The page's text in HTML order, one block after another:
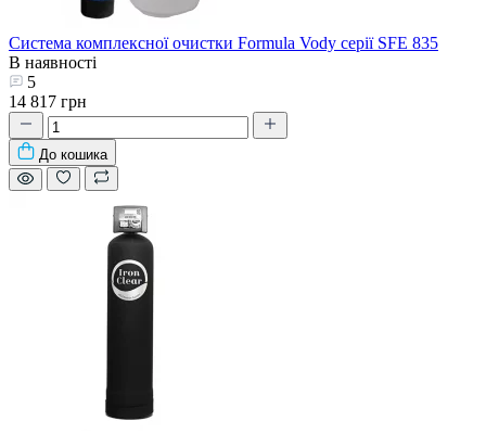
Система комплексної очистки Formula Vody серії SFE 835
В наявності
5
14 817 грн
До кошика